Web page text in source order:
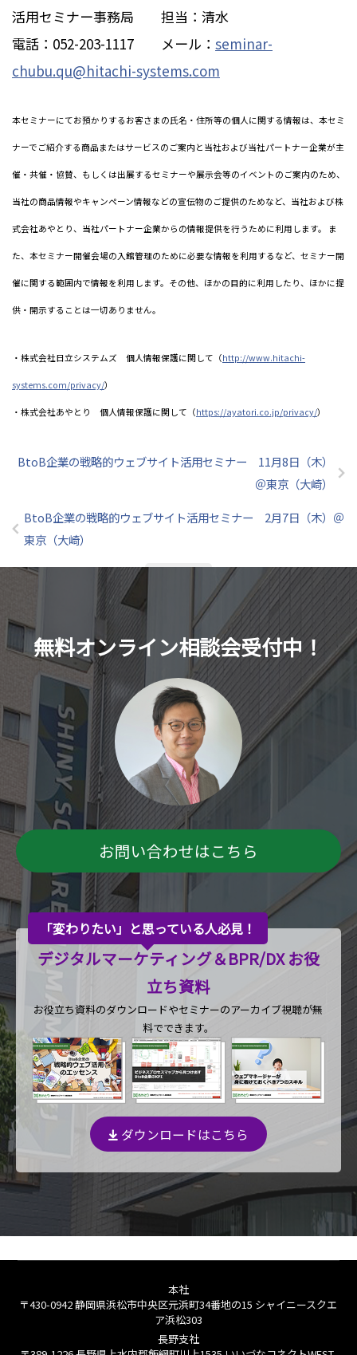
活用セミナー事務局 担当：清水
電話：052-203-1117 メール： seminar-
chubu.qu@hitachi-systems.com
本セミナーにてお預かりするお客さまの氏名・住所等の個人に関する情報は、本セミ
ナーでご紹介する商品またはサービスのご案内と当社および当社パートナー企業が主
催・共催・協賛、もしくは出展するセミナーや展示会等のイベントのご案内のため、
当社の商品情報やキャンペーン情報などの宣伝物のご提供のためなど、当社および株
式会社あやとり、当社パートナー企業からの情報提供を行うために利用します。 ま
た、本セミナー開催会場の入館管理のために必要な情報を利用するなど、セミナー開
催に関する範囲内で情報を利用します。その他、ほかの目的に利用したり、ほかに提
供・開示することは一切ありません。
・株式会社日立システムズ 個人情報保護に関して（http://www.hitachi-
systems.com/privacy/）
・株式会社あやとり 個人情報保護に関して（https://ayatori.co.jp/privacy/）
BtoB企業の戦略的ウェブサイト活用セミナー 11月8日（木）
＠東京（大崎）
BtoB企業の戦略的ウェブサイト活用セミナー 2月7日（木）＠
東京（大崎）
無料オンライン相談会受付中！
お問い合わせはこちら
「変わりたい」と思っている人必見！
デジタルマーケティング＆BPR/DX お役
立ち資料
お役立ち資料のダウンロードやセミナーのアーカイブ視聴が無
料でできます。
ダウンロードはこちら
本社
〒430-0942 静岡県浜松市中央区元浜町34番地の15 シャイニースクエ
ア浜松303
長野支社